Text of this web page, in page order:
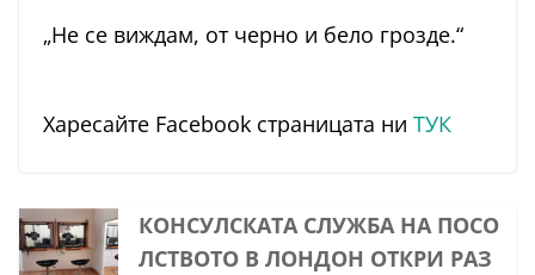
„Не се виждам, от черно и бело грозде.“
Харесайте Facebook страницата ни ТУК
КОНСУЛСКАТА СЛУЖБА НА ПОСО
ЛСТВОТО В ЛОНДОН ОТКРИ РАЗ